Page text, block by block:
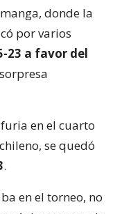
donde la
por varios
23 a favor del
en el cuarto
se quedó
.
en el torneo, no